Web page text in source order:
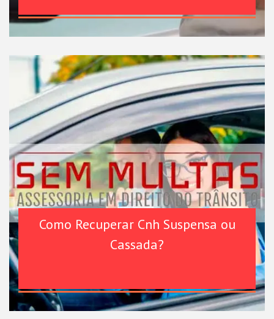
Como Recuperar Cnh Suspensa ou
Cassada?